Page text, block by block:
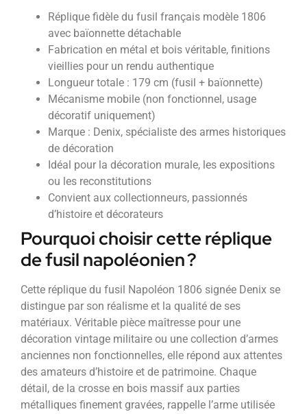
Réplique fidèle du fusil français modèle 1806
avec baïonnette détachable
Fabrication en métal et bois véritable, finitions
vieillies pour un rendu authentique
Longueur totale : 179 cm (fusil + baïonnette)
Mécanisme mobile (non fonctionnel, usage
décoratif uniquement)
Marque : Denix, spécialiste des armes historiques
de décoration
Idéal pour la décoration murale, les expositions
ou les reconstitutions
Convient aux collectionneurs, passionnés
d’histoire et décorateurs
Pourquoi choisir cette réplique
de fusil napoléonien ?
Cette réplique du fusil Napoléon 1806 signée Denix se
distingue par son réalisme et la qualité de ses
matériaux. Véritable pièce maîtresse pour une
décoration vintage militaire ou une collection d’armes
anciennes non fonctionnelles, elle répond aux attentes
des amateurs d’histoire et de patrimoine. Chaque
détail, de la crosse en bois massif aux parties
métalliques finement gravées, rappelle l’arme utilisée